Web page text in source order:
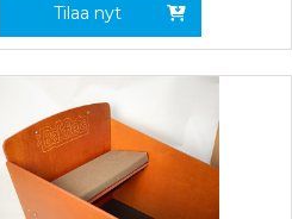
Tilaa nyt